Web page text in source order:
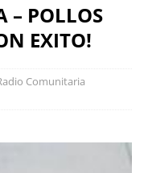
– POLLOS
EXITO!
Comunitaria